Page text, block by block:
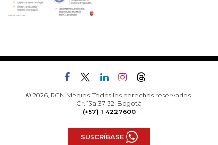
© 2026, RCN Medios. Todos los derechos reservados.
Cr. 13a 37-32, Bogotá
(+57) 1 4227600
SUSCRÍBASE